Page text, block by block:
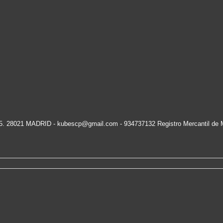
28021 MADRID - kubescp@gmail.com - 934737132 Registro Mercantil de